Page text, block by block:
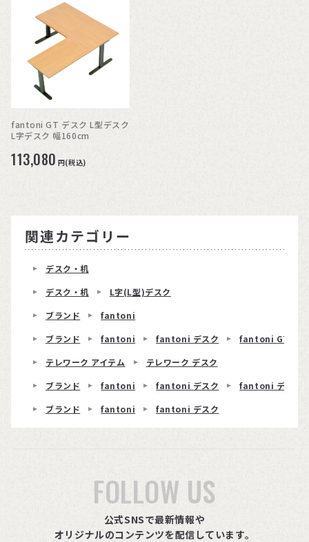
fantoni GT デスク L型デスク
L字デスク 幅160cm
113,080 円(税込)
関連カテゴリー
デスク・机
デスク・机
L字(L型)デスク
ブランド
fantoni
ブランド
fantoni fantoni デスク
fantoni GT
テレワーク アイテム
テレワーク デスク
ブランド
fantoni fantoni デスク
fantoni デスク
ブランド
fantoni fantoni デスク
FOLLOW US
公式SNSで最新情報や
オリジナルのコンテンツを配信しています。